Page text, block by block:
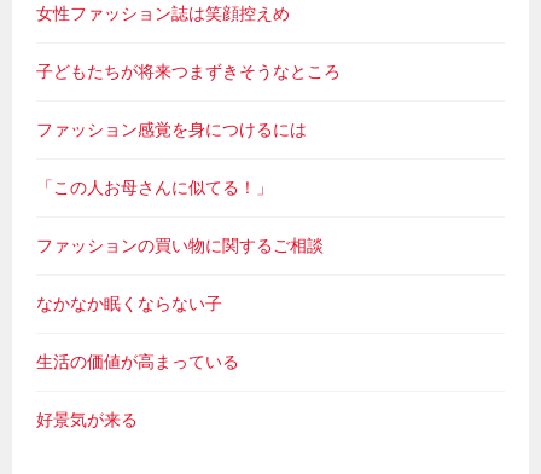
女性ファッション誌は笑顔控えめ
子どもたちが将来つまずきそうなところ
ファッション感覚を身につけるには
「この人お母さんに似てる！」
ファッションの買い物に関するご相談
なかなか眠くならない子
生活の価値が高まっている
好景気が来る